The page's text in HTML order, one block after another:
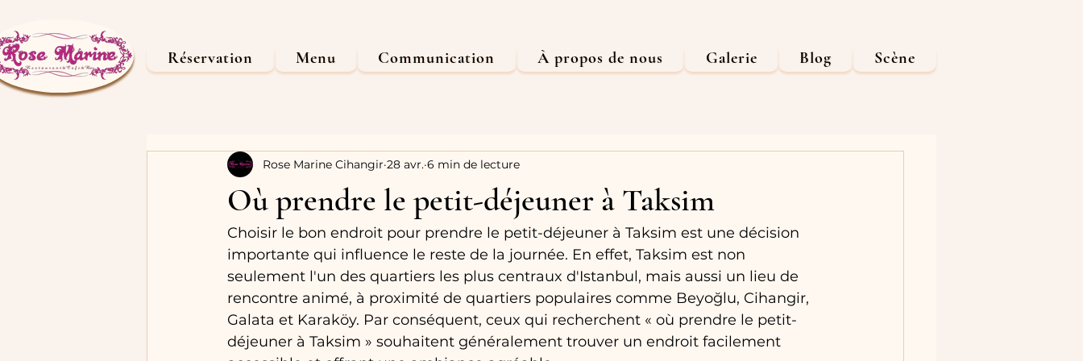
Réservation Menu Communication À propos de nous Galerie Blog Scène
Où prendre le petit-déjeuner à Taksim
Rose Marine Cihangir 28 avr. 6 min de lecture
Choisir le bon endroit pour prendre le petit-déjeuner à Taksim est une décision
importante qui influence le reste de la journée. En effet, Taksim est non
seulement l'un des quartiers les plus centraux d'Istanbul, mais aussi un lieu de
rencontre animé, à proximité de quartiers populaires comme Beyoğlu, Cihangir,
Galata et Karaköy. Par conséquent, ceux qui recherchent « où prendre le petit-
déjeuner à Taksim » souhaitent généralement trouver un endroit facilement